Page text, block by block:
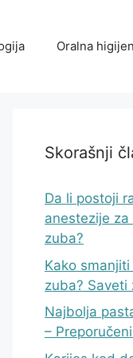
Oralna
Skorašnji
Da li postoji
anestezije
zuba?
Kako
zuba? Saveti
Najbolja
–